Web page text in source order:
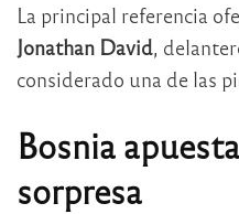
La principal referencia
Jonathan David,
considerado una de las
Bosnia
sorpresa